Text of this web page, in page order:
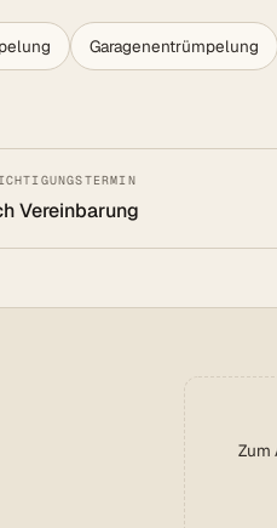
Garagenentrümpelung
Vereinbarung
Zum